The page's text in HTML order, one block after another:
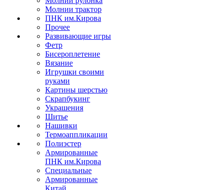
Молнии трактор
ПНК им.Кирова
Прочее
Развивающие игры
Фетр
Бисероплетение
Вязание
Игрушки своими
руками
Картины шерстью
Скрапбукинг
Украшения
Шитье
Нашивки
Термоаппликации
Полиэстер
Армированные
ПНК им.Кирова
Специальные
Армированные
Китай